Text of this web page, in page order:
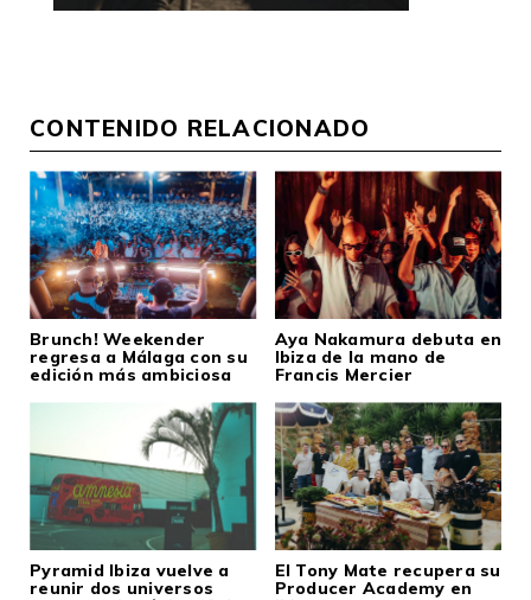
CONTENIDO RELACIONADO
Brunch! Weekender
regresa a Málaga con su
edición más ambiciosa
Aya Nakamura debuta en
Ibiza de la mano de
Francis Mercier
Pyramid Ibiza vuelve a
reunir dos universos
El Tony Mate recupera su
Producer Academy en